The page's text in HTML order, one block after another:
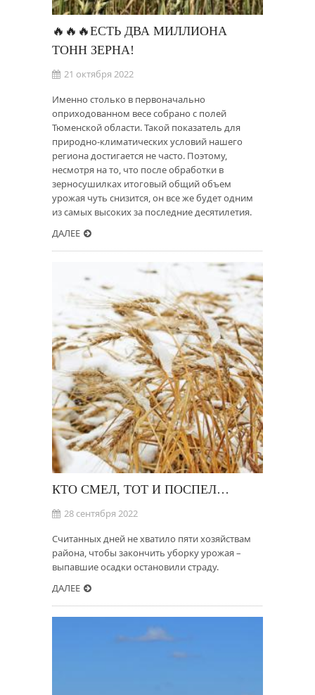
🔥🔥🔥ЕСТЬ ДВА МИЛЛИОНА
ТОНН ЗЕРНА!
21 октября 2022
Именно столько в первоначально
оприходованном весе собрано с полей
Тюменской области. Такой показатель для
природно-климатических условий нашего
региона достигается не часто. Поэтому,
несмотря на то, что после обработки в
зерносушилках итоговый общий объем
урожая чуть снизится, он все же будет одним
из самых высоких за последние десятилетия.
ДАЛЕЕ
КТО СМЕЛ, ТОТ И ПОСПЕЛ…
28 сентября 2022
Считанных дней не хватило пяти хозяйствам
района, чтобы закончить уборку урожая –
выпавшие осадки остановили страду.
ДАЛЕЕ